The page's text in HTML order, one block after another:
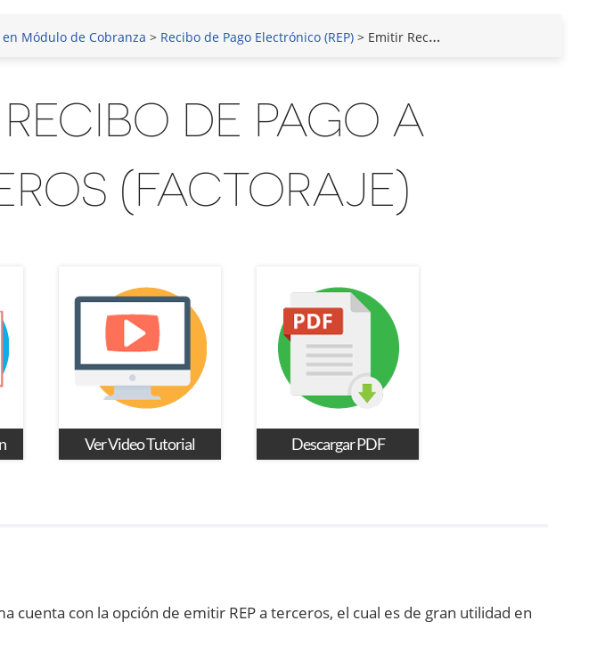
Módulo de Cobranza > Recibo de Pago Electrónico (REP) > Emitir Recibo de Pago a Terceros (Factoraje)
RECIBO DE PAGO A
(FACTORAJE)
Ver Video Tutorial Descargar PDF
cuenta con la opción de emitir REP a terceros, el cual es de gran utilidad en